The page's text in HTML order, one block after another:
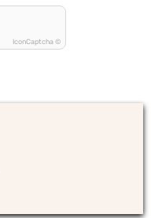
IconCaptcha ©